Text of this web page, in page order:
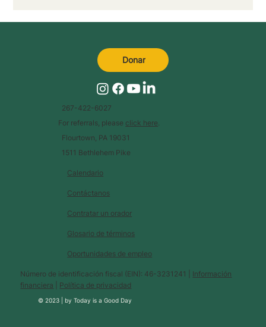
Calendario
Glosario de términos
Contáctanos
Contratar un orador
Oportunidades de empleo
Número de identificación fiscal (EIN): 46-3231241 | Información
financiera
Política de privacidad
© 2023 |byToday is a Good Day
267-422-6027
For referrals, please click here
Flourtown, PA 19031
1511 Bethlehem Pike
Donar